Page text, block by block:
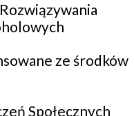
ze środków
Społecznych